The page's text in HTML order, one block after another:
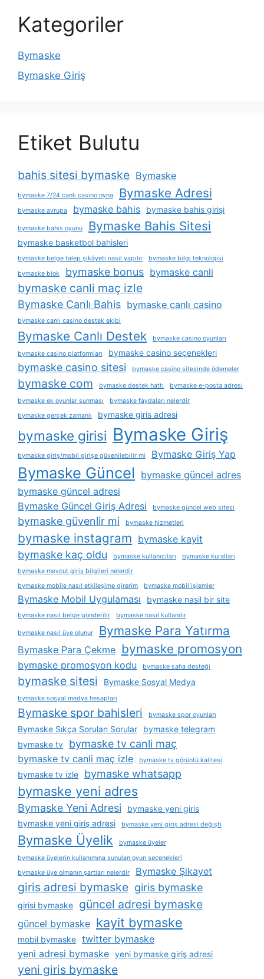
Kategoriler
Bymaske
Bymaske Giriş
Etiket Bulutu
bahis sitesi bymaske Bymaske
bymaske 7/24 canlı casino oyna Bymaske Adresi
bymaske avrupa bymaske bahis bymaske bahis girişi
bymaske bahis oyunu Bymaske Bahis Sitesi
bymaske basketbol bahisleri
bymaske belge talep şikâyeti nasıl yapılır
bymaske bilgi teknolojisi
bymaske blok
bymaske bonus bymaske canli
bymaske canli maç izle
Bymaske Canlı Bahis bymaske canlı casino
bymaske canlı casino destek ekibi
Bymaske Canlı Destek
bymaske casino oyunları
bymaske casino platformları
bymaske casino seçenekleri
bymaske casino sitesi bymaske casino sitesinde ödemeler
bymaske com bymaske destek hattı
bymaske e-posta adresi
bymaske ek oyunlar sunması
bymaske faydaları nelerdir
bymaske gerçek zamanlı
bymaske giris adresi
bymaske girisi Bymaske Giriş
bymaske giriş/mobil girişe güvenilebilir mi Bymaske Giriş Yap
Bymaske Güncel
bymaske güncel adres
bymaske güncel adresi
Bymaske Güncel Giriş Adresi
bymaske güncel web sitesi
bymaske güvenlir mi bymaske hizmetleri
bymaske instagram bymaske kayit
bymaske kaç oldu bymaske kullanıcıları
bymaske kuralları
bymaske mevcut giriş bilgileri nelerdir
bymaske mobile nasıl etkileşime girerim
bymaske mobil i̇şlemler
Bymaske Mobil Uygulaması bymaske nasil bir site
bymaske nasıl belge gönderilir bymaske nasıl kullanılır
bymaske nasıl üye olunur Bymaske Para Yatırma
Bymaske Para Çekme bymaske promosyon
bymaske promosyon kodu bymaske saha desteği
bymaske sitesi Bymaske Sosyal Medya
bymaske sosyal medya hesapları
Bymaske spor bahisleri bymaske spor oyunları
Bymaske Sıkça Sorulan Sorular
bymaske telegram
bymaske tv
bymaske tv canli maç
bymaske tv canli maç izle bymaske tv görüntü kalitesi
bymaske tv izle bymaske whatsapp
bymaske yeni adres
Bymaske Yeni Adresi
bymaske yeni giris
bymaske yeni giriş adresi
bymaske yeni giriş adresi değişti
Bymaske Üyelik
bymaske üyeler
bymaske üyelerin kullanımına sunulan oyun seçenekleri
bymaske üye olmanın şartları nelerdir
Bymaske Şikayet
giris adresi bymaske giris bymaske
girisi bymaske güncel adresi bymaske
güncel bymaske kayit bymaske
mobil bymaske twitter bymaske
yeni adresi bymaske yeni bymaske giriş adresi
yeni giris bymaske